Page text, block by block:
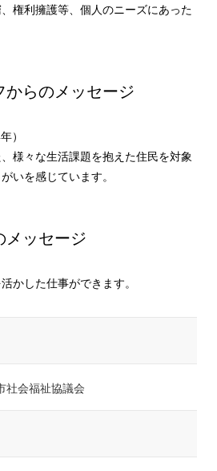
権利擁護等、個人のニーズにあった
らのメッセージ
）
様々な生活課題を抱えた住民を対象
いを感じています。
メッセージ
かした仕事ができます。
会福祉協議会